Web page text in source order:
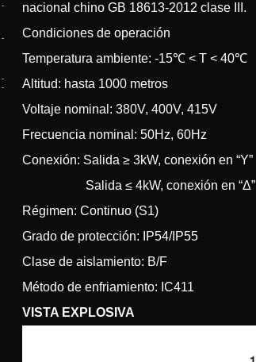
nacional chino GB 18613-2012 clase III.
Condiciones de operación
Temperatura ambiente: -15℃ < T < 40℃
Altitud: hasta 1000 metros
Voltaje nominal: 380V, 400V, 415V
Frecuencia nominal: 50Hz, 60Hz
Conexión: Salida ≥ 3kW, conexión en “Y”
Salida ≤ 4kW, conexión en “Δ”
Régimen: Continuo (S1)
Grado de protección: IP54/IP55
Clase de aislamiento: B/F
Método de enfriamiento: IC411
VISTA EXPLOSIVA